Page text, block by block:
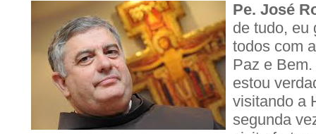
Pe. José
de tudo, eu
todos com
Paz e
estou
visitando a
segunda